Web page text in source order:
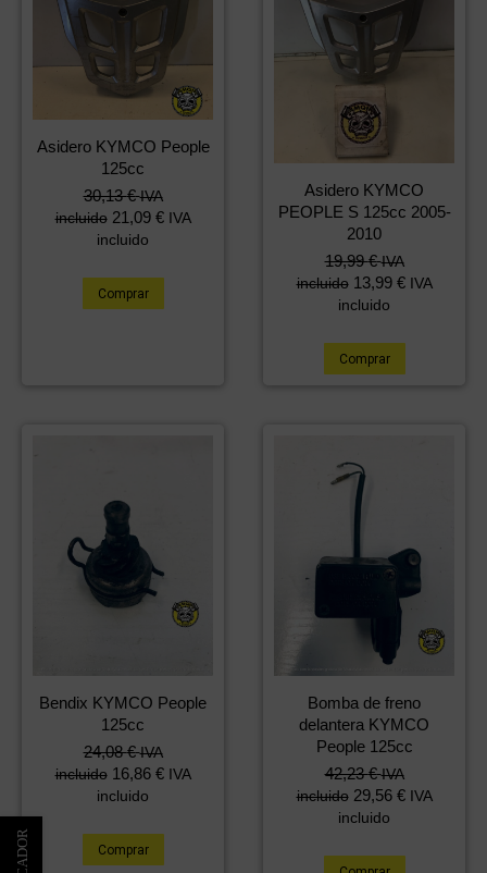
Asidero KYMCO People
125cc
30,13€ IVA
incluido 21,09 € IVA
incluido
Comprar
Asidero KYMCO
PEOPLE S 125cc 2005-
2010
19,99€ IVA
incluido 13,99 € IVA
incluido
Comprar
Bendix KYMCO People
125cc
24,08€ IVA
incluido 16,86 € IVA
incluido
Comprar
Bomba de freno
delantera KYMCO
People 125cc
42,23€ IVA
incluido 29,56 € IVA
incluido